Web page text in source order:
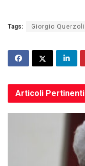
Tags: Giorgio Querzoli
Articoli Pertinenti